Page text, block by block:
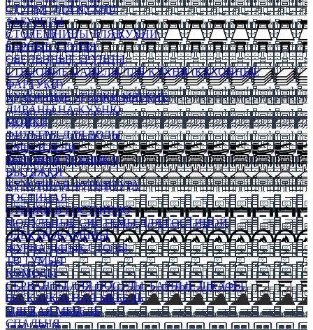
СТУЛЬЯ ДЛЯ КУХНИ
ТАБУРЕТЫ
СТОЛЕШНИЦЫ ДЛЯ КУХНИ
БАРНЫЕ СТУЛЬЯ
ОБЕДЕННЫЕ ГРУППЫ
СТЕНОВЫЕ ПАНЕЛИ ДЛЯ КУХНИ (КУХОННЫЕ
ФАРТУКИ)
КУХОННЫЕ УГОЛКИ МЯГКИЕ
ДИВАНЫ НА КУХНЮ
МОЙКИ
ФИЛЬТРЫ ДЛЯ ВОДЫ
СМЕСИТЕЛИ
БЫТОВАЯ ТЕХНИКА
ВЫТЯЖКИ
КУХОННАЯ ФУРНИТУРА
ГОСТИНАЯ
СТЕНКИ В ГОСТИНУЮ
МОДУЛЬНЫЕ СИСТЕМЫ ДЛЯ ГОСТИНОЙ
ЭЛЕКТРОКАМИНЫ
ЖУРНАЛЬНЫЕ СТОЛЫ
ТВ ТУМБЫ
КОМОДЫ
СЕРВАНТЫ ДЛЯ ПОСУДЫ, БАРНЫЕ ШКАФЫ
БЕСКАРКАСНАЯ МЕБЕЛЬ
МЯГКАЯ МЕБЕЛЬ
СПАЛЬНЯ